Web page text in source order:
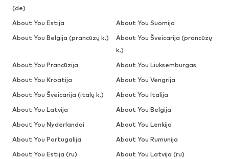
(de)
About You Estija
About You Suomija
About You Belgija (prancūzų k.)
About You Šveicarija (prancūzų
k.)
About You Prancūzija
About You Liuksemburgas
About You Kroatija
About You Vengrija
About You Šveicarija (italų k.)
About You Italija
About You Latvija
About You Belgija
About You Nyderlandai
About You Lenkija
About You Portugalija
About You Rumunija
About You Estija (ru)
About You Latvija (ru)